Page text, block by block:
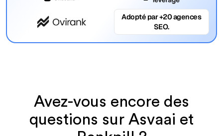
Adopté par +20 agences
SEO.
Avez-vous encore des
questions sur Asvaai et